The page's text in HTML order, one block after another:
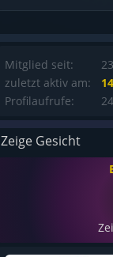
Mitglied seit:
zuletzt aktiv am:
Profilaufrufe:
Zeige Gesicht